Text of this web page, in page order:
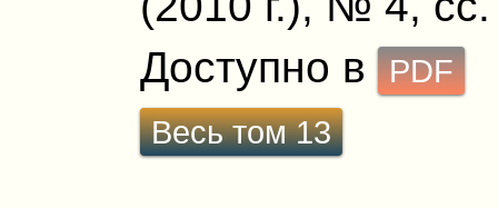
Доступно в
PDF
Весь том 13